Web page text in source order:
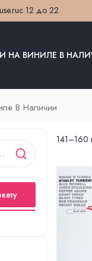
с 12 до 22
НА ВИНИЛЕ В
В Наличии
141–160